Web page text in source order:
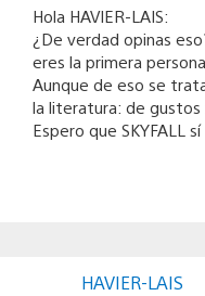
Hola HAVIER-LAIS:
¿De verdad opinas
eres la primera
Aunque de eso se
la literatura: de gustos
Espero que SKYFALL
HAVIER-LAIS